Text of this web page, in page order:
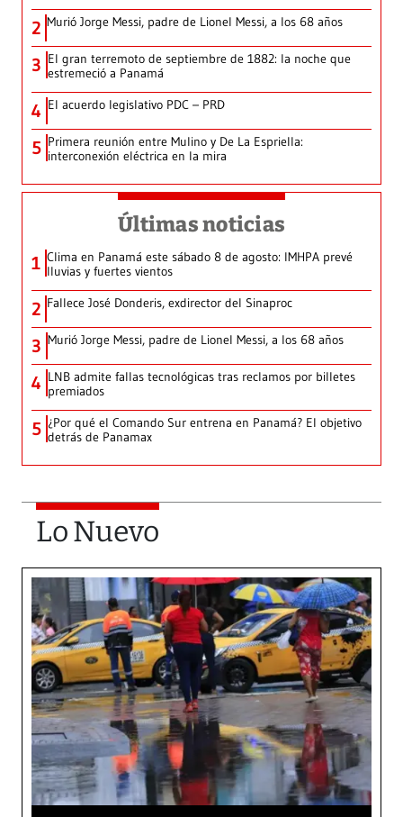
2 Murió Jorge Messi, padre de Lionel Messi, a los 68 años
3 El gran terremoto de septiembre de 1882: la noche que
estremeció a Panamá
4 El acuerdo legislativo PDC – PRD
5 Primera reunión entre Mulino y De La Espriella:
interconexión eléctrica en la mira
Últimas noticias
1 Clima en Panamá este sábado 8 de agosto: IMHPA prevé
lluvias y fuertes vientos
2 Fallece José Donderis, exdirector del Sinaproc
3 Murió Jorge Messi, padre de Lionel Messi, a los 68 años
4 LNB admite fallas tecnológicas tras reclamos por billetes
premiados
5 ¿Por qué el Comando Sur entrena en Panamá? El objetivo
detrás de Panamax
Lo Nuevo